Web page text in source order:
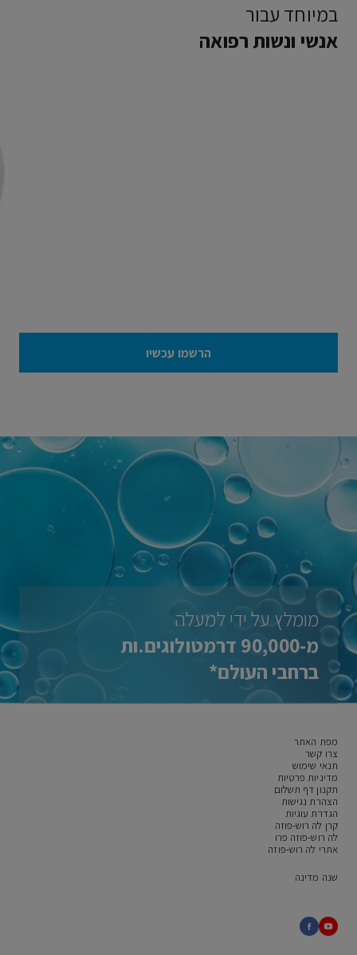
במיוחד עבור
אנשי ונשות רפואה
הרשמו עכשיו
מומלץ על ידי למעלה
מ-90,000 דרמטולוגים.ות
ברחבי העולם*
מפת האתר
צרו קשר
תנאי שימוש
מדיניות פרטיות
תקנון דף תשלום
הצהרת נגישות
הגדרת עוגיות
קרן לה רוש-פוזה
לה רוש-פוזה פרו
אתרי לה רוש-פוזה
שנה מדינה